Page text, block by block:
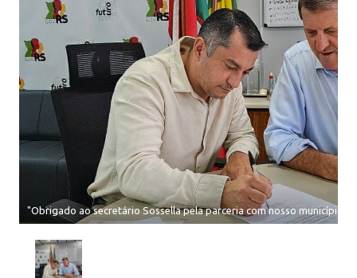
"Obrigado ao secretário Sossella pela parceria com nosso município”,